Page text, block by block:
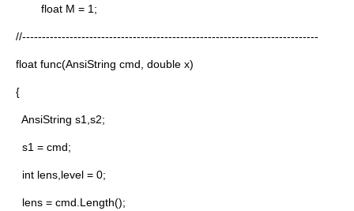
float M = 1;
//---------------------------------------------------------------------------
float func(AnsiString cmd, double x)
{
AnsiString s1,s2;
s1 = cmd;
int lens,level = 0;
lens = cmd.Length();